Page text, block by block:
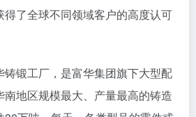
了全球不同领域客户的高度认可
锻工厂，是富华集团旗下大型配
地区规模最大、产量最高的铸造